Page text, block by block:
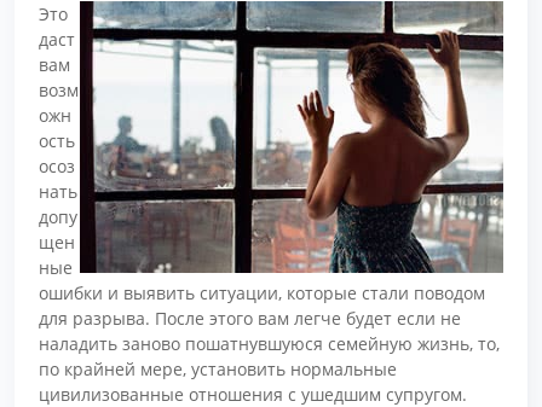
Это
даст
вам
возм
ожн
ость
осоз
нать
допу
щен
ные
ошибки и выявить ситуации, которые стали поводом
для разрыва. После этого вам легче будет если не
наладить заново пошатнувшуюся семейную жизнь, то,
по крайней мере, установить нормальные
цивилизованные отношения с ушедшим супругом.